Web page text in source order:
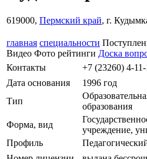
619000, Пермский край, г.
главная специальности
Видео Фото рейтинги Доска
Контакты
+7 (23260) 4-
Дата основания
1996 год
Тип
образования
Форма, вид
учреждение,
Профиль